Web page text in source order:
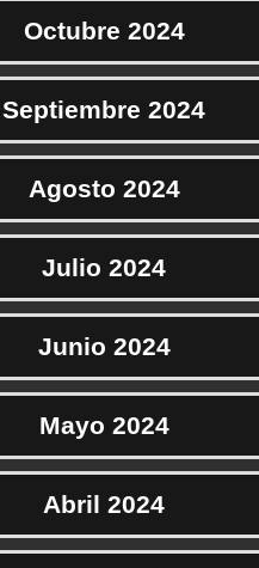
Octubre 2024
Septiembre 2024
Agosto 2024
Julio 2024
Junio 2024
Mayo 2024
Abril 2024